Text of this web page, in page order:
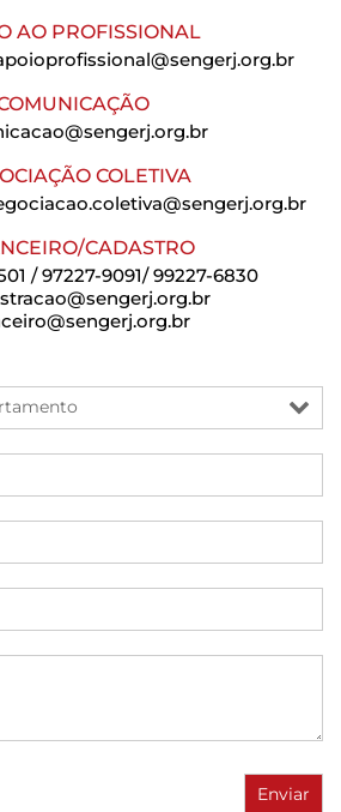
AO PROFISSIONAL
COLETIVA
CADASTRO
/ 97227-9091/ 99227-6830